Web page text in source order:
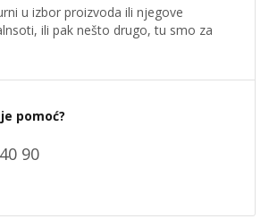
u izbor proizvoda ili njegove
ili pak nešto drugo, tu smo za
pomoć?
90